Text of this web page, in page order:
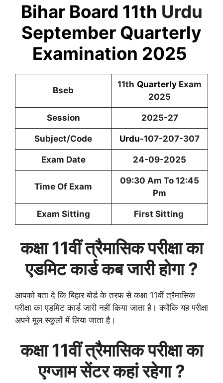
Bihar Board 11th Urdu
September Quarterly
Examination 2025
Bseb
11th Quarterly Exam
2025
Session 2025-27
Subject/Code Urdu-107-207-307
Exam Date 24-09-2025
Time Of Exam
09:30 Am To 12:45
Pm
Exam Sitting First Sitting
कक्षा 11वीं त्रैमासिक परीक्षा का
एडमिट कार्ड कब जारी होगा ?
आपको बता दे कि बिहार बोर्ड के तरफ से कक्षा 11वीं त्रैमासिक
परीक्षा का एडमिट कार्ड जारी नहीं किया जाता है। क्योंकि यह परीक्षा
अपने मूल स्कूलों में लिया जाता है।
कक्षा 11वीं त्रैमासिक परीक्षा का
एग्जाम सेंटर कहां रहेगा ?